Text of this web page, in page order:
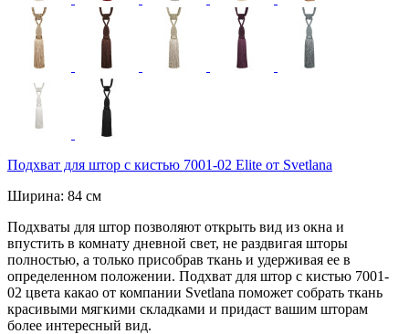
Подхват для штор с кистью 7001-02 Elite от Svetlana
Ширина: 84 см
Подхваты для штор позволяют открыть вид из окна и
впустить в комнату дневной свет, не раздвигая шторы
полностью, а только присобрав ткань и удерживая ее в
определенном положении. Подхват для штор с кистью 7001-
02 цвета какао от компании Svetlana поможет собрать ткань
красивыми мягкими складками и придаст вашим шторам
более интересный вид.